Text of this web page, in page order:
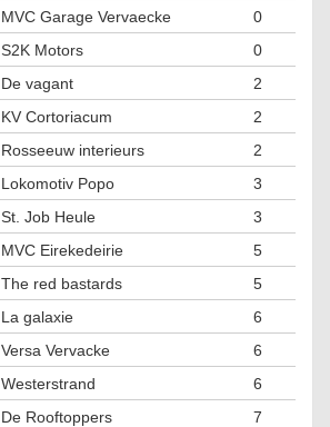
MVC Garage Vervaecke
0
S2K Motors
0
De vagant
2
KV Cortoriacum
2
Rosseeuw interieurs
2
Lokomotiv Popo
3
St. Job Heule
3
MVC Eirekedeirie
5
The red bastards
5
La galaxie
6
Versa Vervacke
6
Westerstrand
6
De Rooftoppers
7